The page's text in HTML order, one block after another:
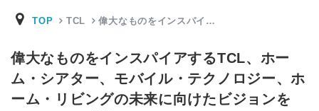
TOP TCL 偉大なものをインスパイ…
偉大なものをインスパイアするTCL、ホー
ム・シアター、モバイル・テクノロジー、ホ
ーム・リビングの未来に向けたビジョンを